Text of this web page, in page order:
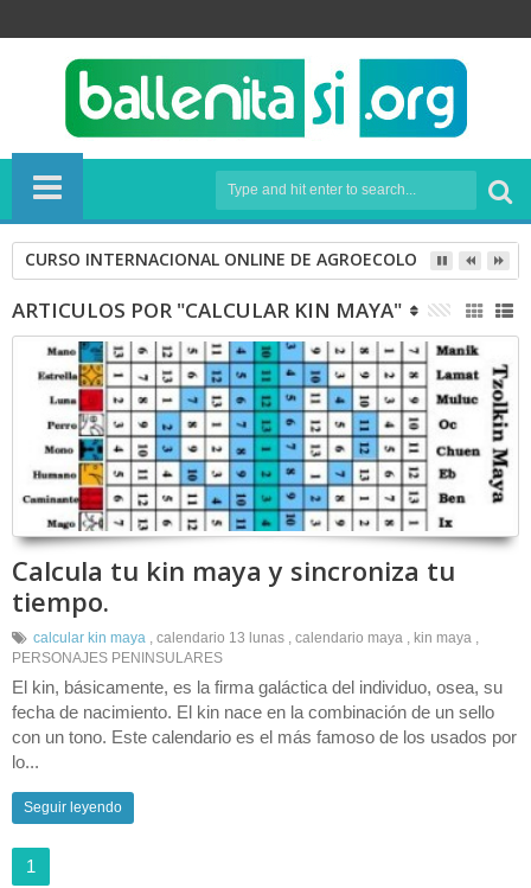
CURSO INTERNACIONAL ONLINE DE AGROECOLOGÍA
ARTICULOS POR "CALCULAR KIN MAYA"
Calcula tu kin maya y sincroniza tu
tiempo.
calcular kin maya , calendario 13 lunas , calendario maya , kin maya ,
PERSONAJES PENINSULARES
El kin, básicamente, es la firma galáctica del individuo, osea, su
fecha de nacimiento. El kin nace en la combinación de un sello
con un tono. Este calendario es el más famoso de los usados por
lo...
Seguir leyendo
1